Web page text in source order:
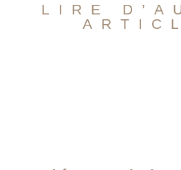
LIRE